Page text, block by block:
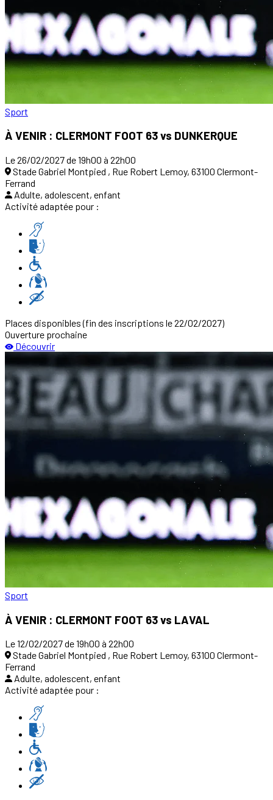
Sport
À VENIR : CLERMONT FOOT 63 vs DUNKERQUE
Le 26/02/2027 de 19h00 à 22h00
Stade Gabriel Montpied , Rue Robert Lemoy, 63100 Clermont-
Ferrand
Adulte, adolescent, enfant
Activité adaptée pour :
Places disponibles(fin des inscriptions le 22/02/2027)
Ouverture prochaine
Découvrir
Sport
À VENIR : CLERMONT FOOT 63 vs LAVAL
Le 12/02/2027 de 19h00 à 22h00
Stade Gabriel Montpied , Rue Robert Lemoy, 63100 Clermont-
Ferrand
Adulte, adolescent, enfant
Activité adaptée pour :